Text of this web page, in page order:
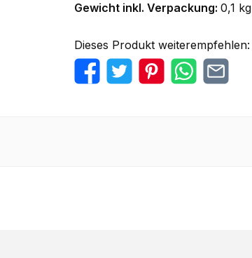
Gewicht inkl. Verpackung: 0,1 kg
Dieses Produkt weiterempfehlen: